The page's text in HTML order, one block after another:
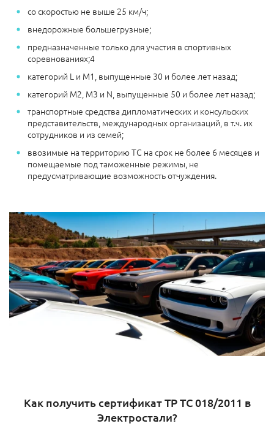
со скоростью не выше 25 км/ч;
внедорожные большегрузные;
предназначенные только для участия в спортивных
соревнованиях;4
категорий L и М1, выпущенные 30 и более лет назад;
категорий М2, М3 и N, выпущенные 50 и более лет назад;
транспортные средства дипломатических и консульских
представительств, международных организаций, в т.ч. их
сотрудников и из семей;
ввозимые на территорию ТС на срок не более 6 месяцев и
помещаемые под таможенные режимы, не
предусматривающие возможность отчуждения.
Как получить сертификат ТР ТС 018/2011 в
Электростали?